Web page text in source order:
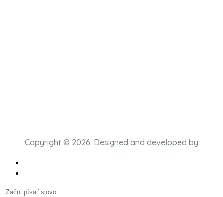
Copyright © 2026. Designed and developed by